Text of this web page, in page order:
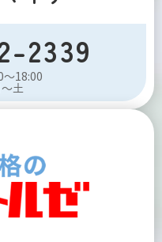
2339
～18:00
土